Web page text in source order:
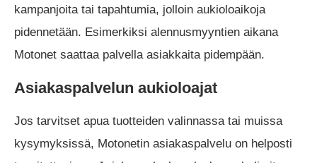
kampanjoita tai tapahtumia, jolloin aukioloaikoja
pidennetään. Esimerkiksi alennusmyyntien aikana
Motonet saattaa palvella asiakkaita pidempään.
Asiakaspalvelun aukioloajat
Jos tarvitset apua tuotteiden valinnassa tai muissa
kysymyksissä, Motonetin asiakaspalvelu on helposti